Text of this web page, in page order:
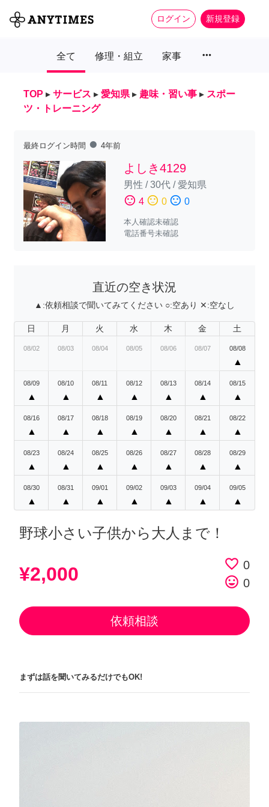
ログイン 新規登録
全て 修理・組立 家事 more_horiz
TOP ▸ サービス ▸ 愛知県 ▸ 趣味・習い事 ▸ スポー
ツ・トレーニング
最終ログイン時間 fiber_manual_record 4年前
よしき4129
男性 /30代/愛知県
sentiment_satisfied 4 sentiment_neutral 0 sentiment_dissatisfied 0
本人確認未確認
電話番号未確認
直近の空き状況
▲:依頼相談で聞いてみてください ○:空あり ✕:空なし
日 月 火 水 木 金 土
08/02 08/03 08/04 08/05 08/06 08/07 08/08
▲
08/09
▲
08/10
▲
08/11
▲
08/12
▲
08/13
▲
08/14
▲
08/15
▲
08/16
▲
08/17
▲
08/18
▲
08/19
▲
08/20
▲
08/21
▲
08/22
▲
08/23
▲
08/24
▲
08/25
▲
08/26
▲
08/27
▲
08/28
▲
08/29
▲
08/30
▲
08/31
▲
09/01
▲
09/02
▲
09/03
▲
09/04
▲
09/05
▲
野球小さい子供から大人まで！
¥2,000 favorite_border 0
tag_faces 0
依頼相談
まずは話を聞いてみるだけでもOK!